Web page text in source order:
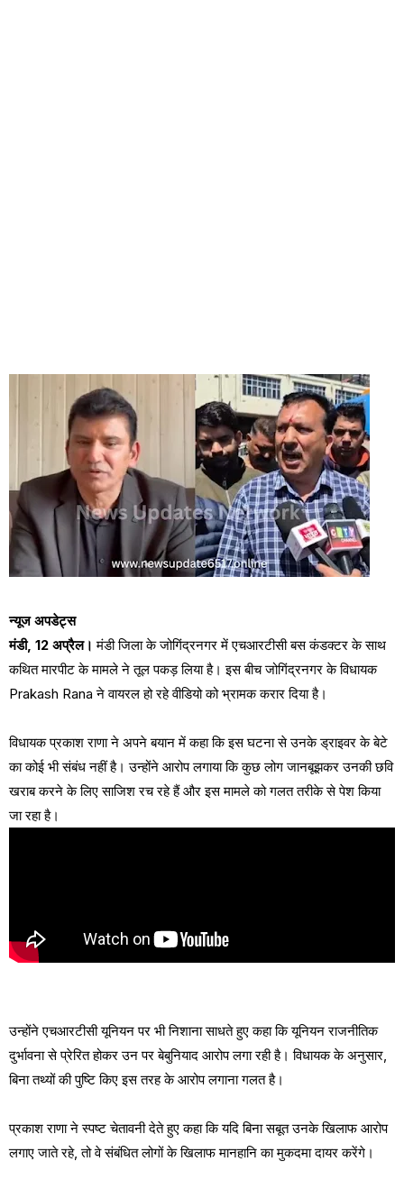
न्यूज अपडेट्स
मंडी, 12 अप्रैल।मंडी जिला के जोगिंद्रनगर में एचआरटीसी बस कंडक्टर के साथ
कथित मारपीट के मामले ने तूल पकड़ लिया है। इस बीच जोगिंद्रनगर के विधायक
Prakash Rana ने वायरल हो रहे वीडियो को भ्रामक करार दिया है।
विधायक प्रकाश राणा ने अपने बयान में कहा कि इस घटना से उनके ड्राइवर के बेटे
का कोई भी संबंध नहीं है। उन्होंने आरोप लगाया कि कुछ लोग जानबूझकर उनकी छवि
खराब करने के लिए साजिश रच रहे हैं और इस मामले को गलत तरीके से पेश किया
जा रहा है।
उन्होंने एचआरटीसी यूनियन पर भी निशाना साधते हुए कहा कि यूनियन राजनीतिक
दुर्भावना से प्रेरित होकर उन पर बेबुनियाद आरोप लगा रही है। विधायक के अनुसार,
बिना तथ्यों की पुष्टि किए इस तरह के आरोप लगाना गलत है।
प्रकाश राणा ने स्पष्ट चेतावनी देते हुए कहा कि यदि बिना सबूत उनके खिलाफ आरोप
लगाए जाते रहे, तो वे संबंधित लोगों के खिलाफ मानहानि का मुकदमा दायर करेंगे।